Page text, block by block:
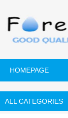
HOMEPAGE
ALL CATEGORIES